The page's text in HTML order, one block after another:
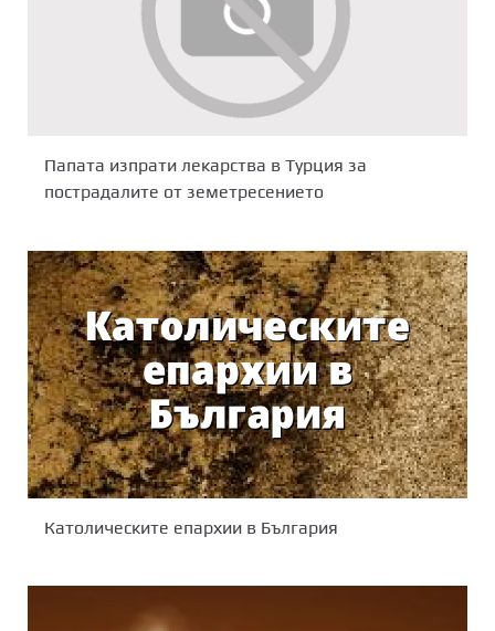
Папата изпрати лекарства в Турция за
пострадалите от земетресението
Католическите епархии в България